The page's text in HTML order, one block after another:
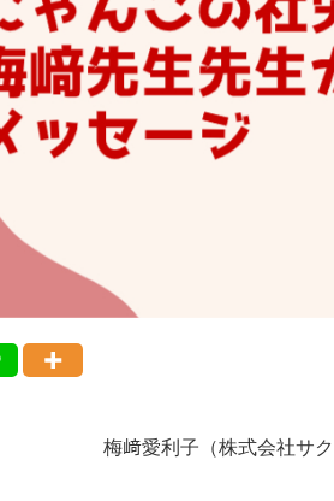
梅﨑愛利子（株式会社サ